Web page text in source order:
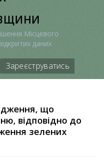
Місцевого
даних
Зареєструватись
що
відповідно до
зелених